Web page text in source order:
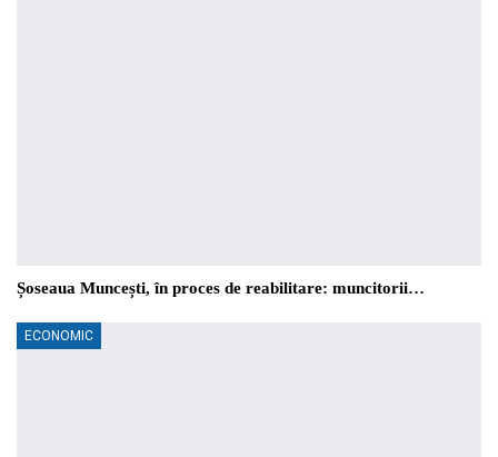
Șoseaua Muncești, în proces de reabilitare: muncitorii…
ECONOMIC